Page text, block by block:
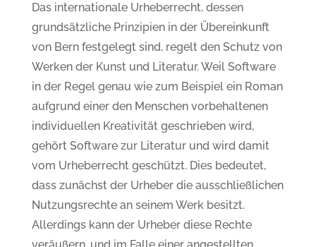
Das internationale Urheberrecht, dessen
grundsätzliche Prinzipien in der Übereinkunft
von Bern festgelegt sind, regelt den Schutz von
Werken der Kunst und Literatur. Weil Software
in der Regel genau wie zum Beispiel ein Roman
aufgrund einer den Menschen vorbehaltenen
individuellen Kreativität geschrieben wird,
gehört Software zur Literatur und wird damit
vom Urheberrecht geschützt. Dies bedeutet,
dass zunächst der Urheber die ausschließlichen
Nutzungsrechte an seinem Werk besitzt.
Allerdings kann der Urheber diese Rechte